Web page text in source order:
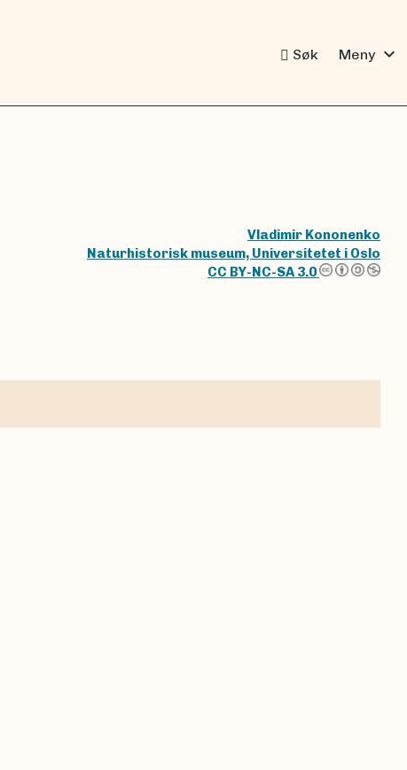
Søk Meny expand_more
Vladimir Kononenko
Naturhistorisk museum, Universitetet i Oslo
CC BY-NC-SA 3.0